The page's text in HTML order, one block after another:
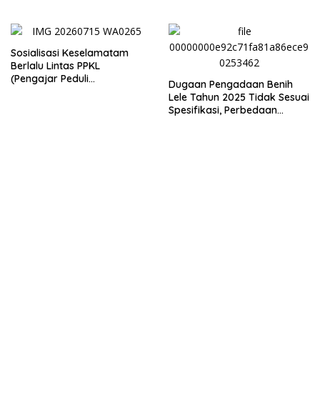
Sosialisasi Keselamatam
Berlalu Lintas PPKL
(Pengajar Peduli
Dugaan Pengadaan Benih
Lele Tahun 2025 Tidak Sesuai
Spesifikasi, Perbedaan